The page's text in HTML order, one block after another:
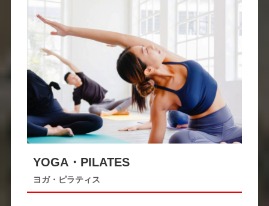
YOGA・PILATES
ヨガ・ピラティス